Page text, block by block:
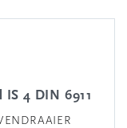
IS 4 DIN 6911